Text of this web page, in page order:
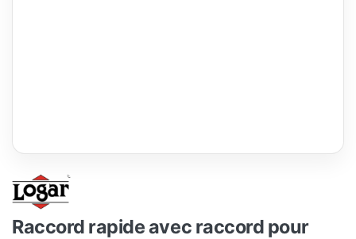
Raccord rapide avec raccord pour